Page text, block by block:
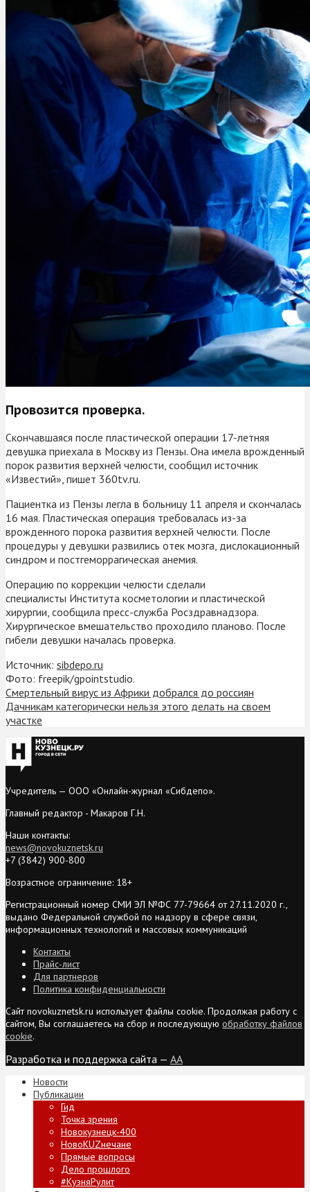
Провозится проверка.
Скончавшаяся после пластической операции 17-летняя
девушка приехала в Москву из Пензы. Она имела врожденный
порок развития верхней челюсти, сообщил источник
«Известий», пишет 360tv.ru.
Пациентка из Пензы легла в больницу 11 апреля и скончалась
16 мая. Пластическая операция требовалась из-за
врожденного порока развития верхней челюсти. После
процедуры у девушки развились отек мозга, дислокационный
синдром и постгеморрагическая анемия.
Операцию по коррекции челюсти сделали
специалисты Института косметологии и пластической
хирургии, сообщила пресс-служба Росздравнадзора.
Хирургическое вмешательство проходило планово. После
гибели девушки началась проверка.
Источник: sibdepo.ru
Фото: freepik/gpointstudio.
Смертельный вирус из Африки добрался до россиян
Дачникам категорически нельзя этого делать на своем
участке
Учредитель — ООО «Онлайн-журнал «Сибдепо».
Главный редактор - Макаров Г.Н.
Наши контакты:
news@novokuznetsk.ru
+7 (3842) 900-800
Возрастное ограничение: 18+
Регистрационный номер СМИ ЭЛ №ФС 77-79664 от 27.11.2020 г.,
выдано Федеральной службой по надзору в сфере связи,
информационных технологий и массовых коммуникаций
Контакты
Прайс-лист
Для партнеров
Политика конфиденциальности
Сайт novokuznetsk.ru использует файлы cookie. Продолжая работу с
сайтом, Вы соглашаетесь на сбор и последующую обработку файлов
cookie.
Разработка и поддержка сайта — AA
Новости
Публикации
Гид
Точка зрения
Новокузнецк-400
НовоKUZнечане
Прямые вопросы
Дело прошлого
#КузняРулит